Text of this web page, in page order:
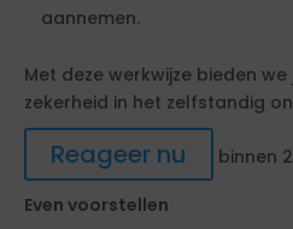
aannemen.
Met deze werkwijze bieden
zekerheid in het zelfstandig
Reageer nu
binnen
Even voorstellen